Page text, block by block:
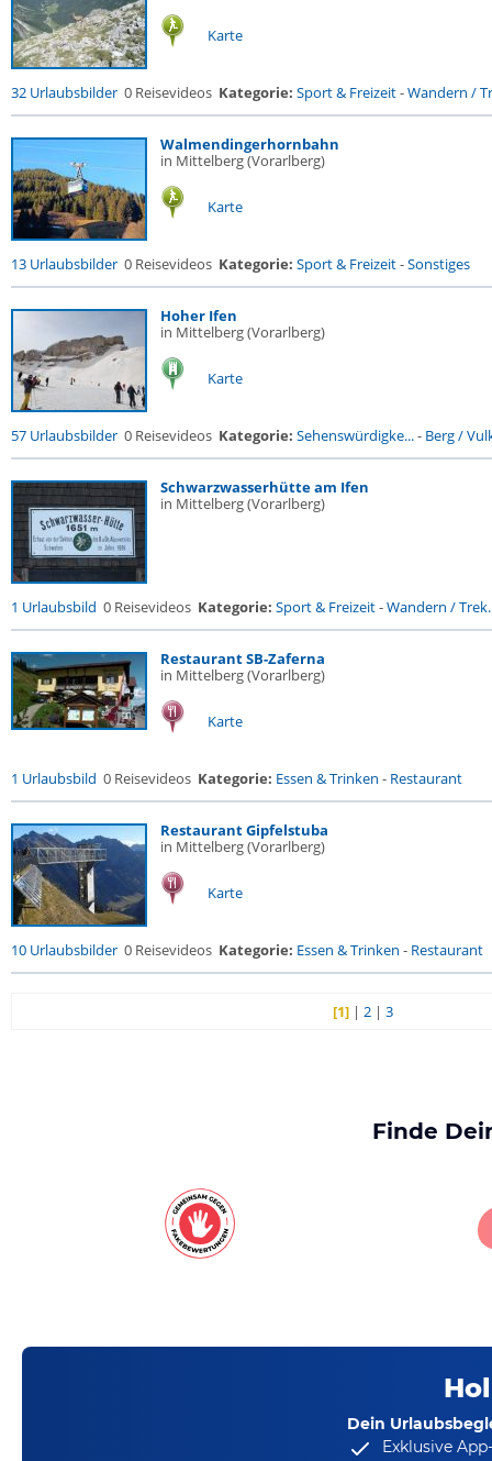
Karte
32 Urlaubsbilder 0 Reisevideos Kategorie: Sport & Freizeit-Wandern /
Walmendingerhornbahn
in Mittelberg (Vorarlberg)
Karte
13 Urlaubsbilder 0 Reisevideos Kategorie: Sport & Freizeit-Sonstiges
Hoher Ifen
in Mittelberg (Vorarlberg)
Karte
57 Urlaubsbilder 0 Reisevideos Kategorie: Sehenswürdigke...- Berg /
Schwarzwasserhütte am Ifen
in Mittelberg (Vorarlberg)
1 Urlaubsbild 0 Reisevideos Kategorie: Sport & Freizeit-Wandern /
Restaurant SB-Zaferna
in Mittelberg (Vorarlberg)
Karte
1 Urlaubsbild 0 Reisevideos Kategorie: Essen & Trinken - Restaurant
Restaurant Gipfelstuba
in Mittelberg (Vorarlberg)
Karte
10 Urlaubsbilder 0 Reisevideos Kategorie: Essen & Trinken - Restaurant
[1] |2 |3
Finde
Dein
Exklusive